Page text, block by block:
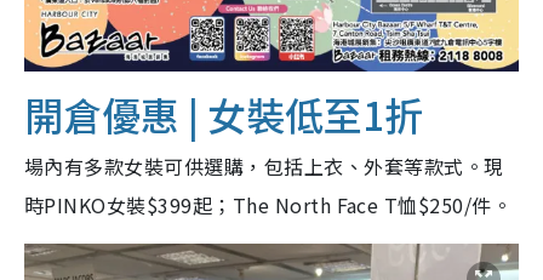
開倉優惠 | 女裝低至1折
場內有多款女裝可供選購，包括上衣、外套等款式。現
時PINKO女裝$399起；The North Face T恤$250/件。